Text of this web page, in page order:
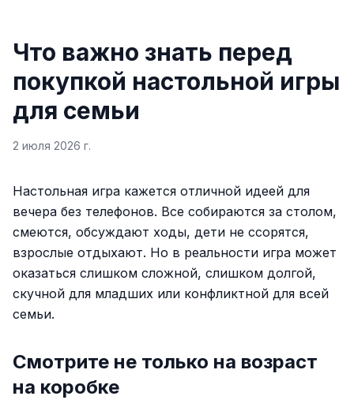
Что важно знать перед
покупкой настольной игры
для семьи
2 июля 2026 г.
Настольная игра кажется отличной идеей для
вечера без телефонов. Все собираются за столом,
смеются, обсуждают ходы, дети не ссорятся,
взрослые отдыхают. Но в реальности игра может
оказаться слишком сложной, слишком долгой,
скучной для младших или конфликтной для всей
семьи.
Смотрите не только на возраст
на коробке